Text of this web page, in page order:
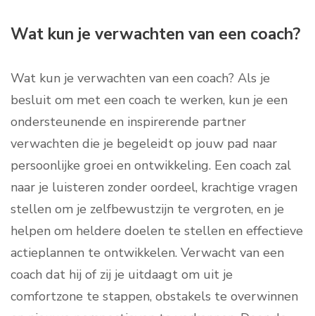
Wat kun je verwachten van een coach?
Wat kun je verwachten van een coach? Als je
besluit om met een coach te werken, kun je een
ondersteunende en inspirerende partner
verwachten die je begeleidt op jouw pad naar
persoonlijke groei en ontwikkeling. Een coach zal
naar je luisteren zonder oordeel, krachtige vragen
stellen om je zelfbewustzijn te vergroten, en je
helpen om heldere doelen te stellen en effectieve
actieplannen te ontwikkelen. Verwacht van een
coach dat hij of zij je uitdaagt om uit je
comfortzone te stappen, obstakels te overwinnen